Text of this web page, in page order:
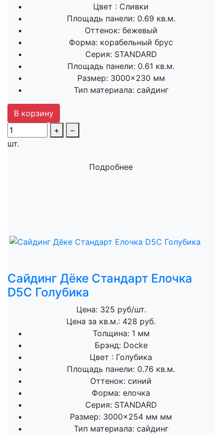
Цвет : Сливки
Площадь панели: 0.69 кв.м.
Оттенок: бежевый
Форма: корабельный брус
Серия: STANDARD
Площадь панели: 0.61 кв.м.
Размер: 3000×230 мм
Тип материала: сайдинг
В корзину
+
−
шт.
Подробнее
Сайдинг Дёке Стандарт Елочка
D5C Голубика
Цена: 325 руб/шт.
Цена за кв.м.: 428 руб.
Толщина: 1 мм
Брэнд: Docke
Цвет : Голубика
Площадь панели: 0.76 кв.м.
Оттенок: синий
Форма: елочка
Серия: STANDARD
Размер: 3000×254 мм мм
Тип материала: сайдинг